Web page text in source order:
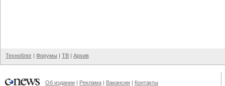
Техноблог | Форумы | ТВ | Архив
Об издании | Реклама | Вакансии | Контакты